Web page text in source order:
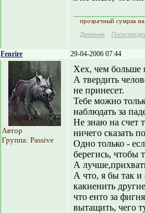
прозрачный сумрак
Дневник
Fenrire 29-04-2006 07:44
Автор
Группа: Passive
Хех, чем больше
А твердить
не принесет.
Тебе можно
наблюдать за
Не знаю на счет
ничего сказать
Одно только -
берегись, чтобы
А
А что, я бы так и
какиенить
что енто за
вытащить, чего